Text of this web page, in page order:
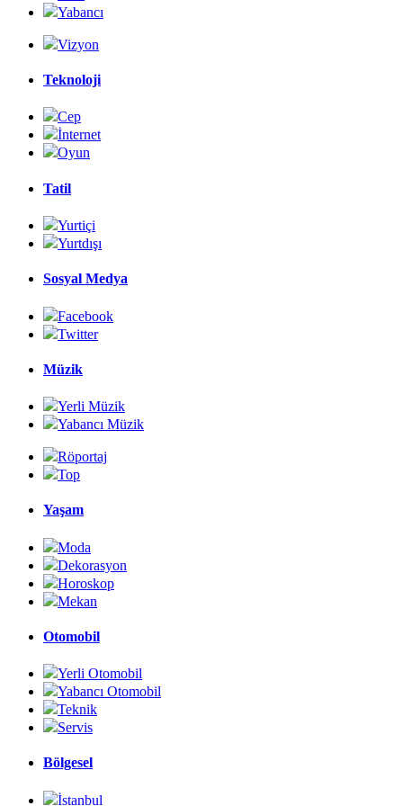
Yabancı
Vizyon
Teknoloji
Cep
İnternet
Oyun
Tatil
Yurtiçi
Yurtdışı
Sosyal Medya
Facebook
Twitter
Müzik
Yerli Müzik
Yabancı Müzik
Röportaj
Top
Yaşam
Moda
Dekorasyon
Horoskop
Mekan
Otomobil
Yerli Otomobil
Yabancı Otomobil
Teknik
Servis
Bölgesel
İstanbul